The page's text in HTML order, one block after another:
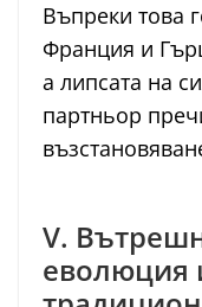
Въпреки това
Франция и
а липсата на
партньор
V.
еволюция